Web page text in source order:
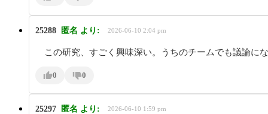
25288 匿名 より: 2026-06-10 2:04 pm
この研究、すごく興味深い。うちのチームでも議論にな
0 0
25297 匿名 より: 2026-06-10 1:59 pm